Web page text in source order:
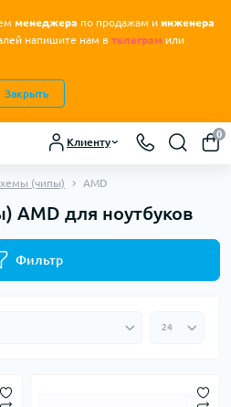
менеджера по продажам и инженера
напишите нам в телеграм или
Закрыть
Клиенту
0
(чипы) AMD
AMD для ноутбуков
Фильтр